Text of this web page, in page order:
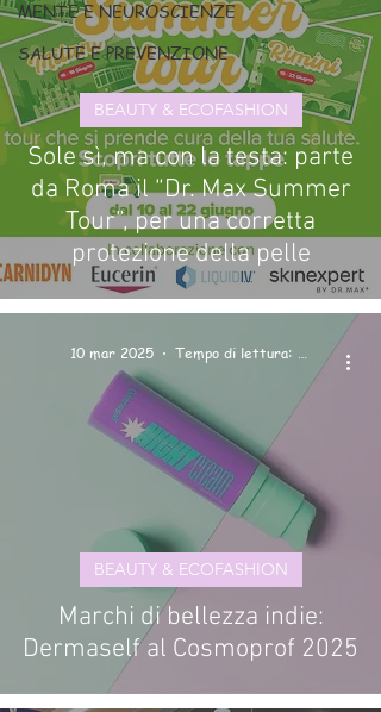
MENTE E NEUROSCIENZE
SALUTE E PREVENZIONE
Sole sì, ma con la testa: parte
da Roma il “Dr. Max Summer
Tour”, per una corretta
protezione della pelle
BEAUTY & ECOFASHION
Marchi di bellezza indie:
Dermaself al Cosmoprof 2025
BEAUTY & ECOFASHION
10 mar 2025 Tempo di lettura: 1 min